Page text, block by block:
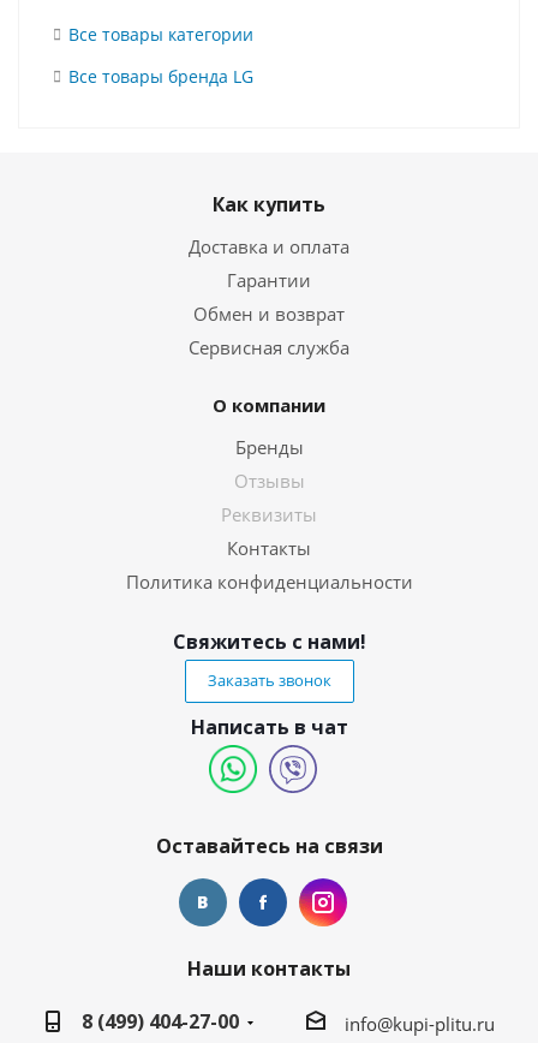
Все товары категории
Все товары бренда LG
Как купить
Доставка и оплата
Гарантии
Обмен и возврат
Сервисная служба
О компании
Бренды
Отзывы
Реквизиты
Контакты
Политика конфиденциальности
Свяжитесь с нами!
Заказать звонок
Написать в чат
Оставайтесь на связи
Наши контакты
8 (499) 404-27-00
info@kupi-plitu.ru